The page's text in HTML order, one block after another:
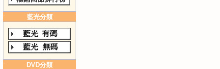
藍光分類
DVD分類